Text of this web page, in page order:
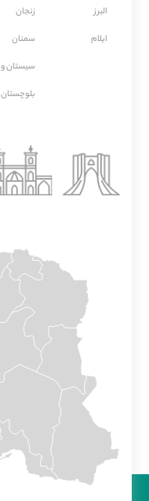
البرز
ایلام
زنجان
سمنان
سیستان و
بلوچستان